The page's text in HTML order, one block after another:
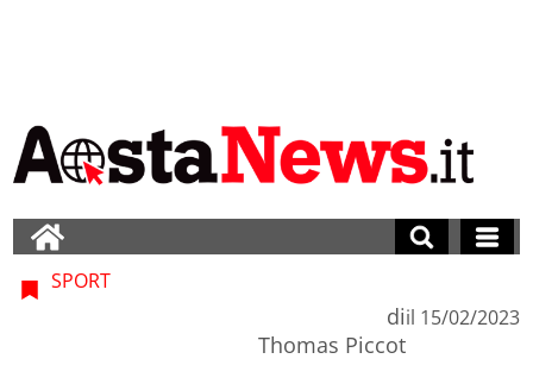
SPORT
di
Thomas Piccot
il 15/02/2023